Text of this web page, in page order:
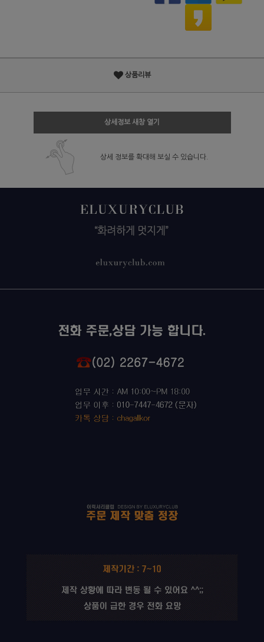
상품리뷰
상세정보 새창 열기
상세 정보를 확대해 보실 수 있습니다.